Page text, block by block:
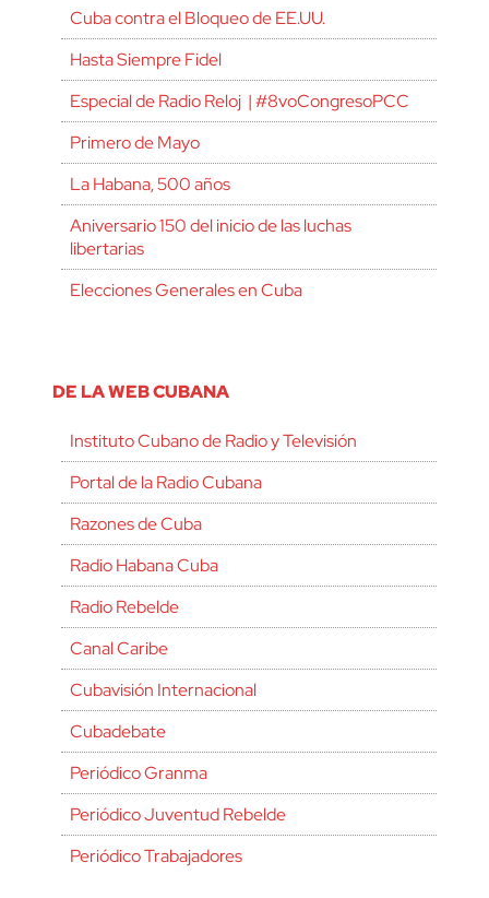
Cuba contra el Bloqueo de EE.UU.
Hasta Siempre Fidel
Especial de Radio Reloj | #8voCongresoPCC
Primero de Mayo
La Habana, 500 años
Aniversario 150 del inicio de las luchas
libertarias
Elecciones Generales en Cuba
DE LA WEB CUBANA
Instituto Cubano de Radio y Televisión
Portal de la Radio Cubana
Razones de Cuba
Radio Habana Cuba
Radio Rebelde
Canal Caribe
Cubavisión Internacional
Cubadebate
Periódico Granma
Periódico Juventud Rebelde
Periódico Trabajadores